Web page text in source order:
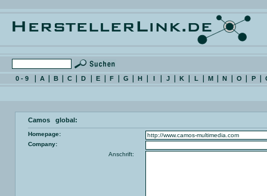
0 - 9 A B C D E F G H I J K L M N O P
Camos global:
Homepage:
Company:
Anschrift: